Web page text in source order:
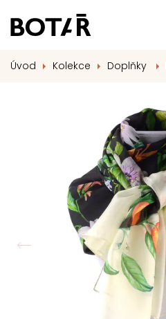
Úvod Kolekce Doplňky